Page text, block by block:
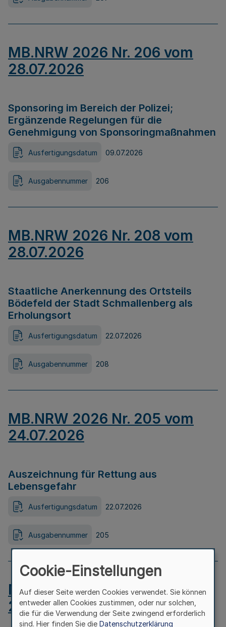
MB.NRW 2026 Nr. 206 vom
28.07.2026
Sponsoring im Bereich der Polizei;
Ergänzende Regelungen für die
Genehmigung von Sponsoringmaßnahmen
Ausfertigungsdatum 09.07.2026
Ausgabennummer 206
MB.NRW 2026 Nr. 208 vom
28.07.2026
Staatliche Anerkennung des Ortsteils
Bödefeld der Stadt Schmallenberg als
Erholungsort
Ausfertigungsdatum 22.07.2026
Ausgabennummer 208
MB.NRW 2026 Nr. 205 vom
24.07.2026
Auszeichnung für Rettung aus
Lebensgefahr
Ausfertigungsdatum 22.07.2026
Ausgabennummer 205
MB.NRW 2026 Nr. 204 vom
24.07.2026
Cookie-Einstellungen
Auf dieser Seite werden Cookies verwendet. Sie können
entweder allen Cookies zustimmen, oder nur solchen,
die für die Verwendung der Seite zwingend erforderlich
sind. Hier finden Sie die Datenschutzerklärung